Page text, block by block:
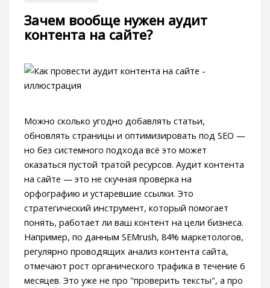
Зачем вообще нужен аудит
контента на сайте?
Можно сколько угодно добавлять статьи,
обновлять страницы и оптимизировать под SEO —
но без системного подхода всё это может
оказаться пустой тратой ресурсов. Аудит контента
на сайте — это не скучная проверка на
орфографию и устаревшие ссылки. Это
стратегический инструмент, который помогает
понять, работает ли ваш контент на цели бизнеса.
Например, по данным SEMrush, 84% маркетологов,
регулярно проводящих анализ контента сайта,
отмечают рост органического трафика в течение 6
месяцев. Это уже не про "проверить тексты", а про